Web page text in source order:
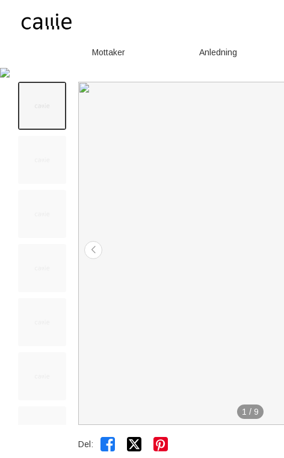
Mottaker Anledning
1 / 9
Del:  